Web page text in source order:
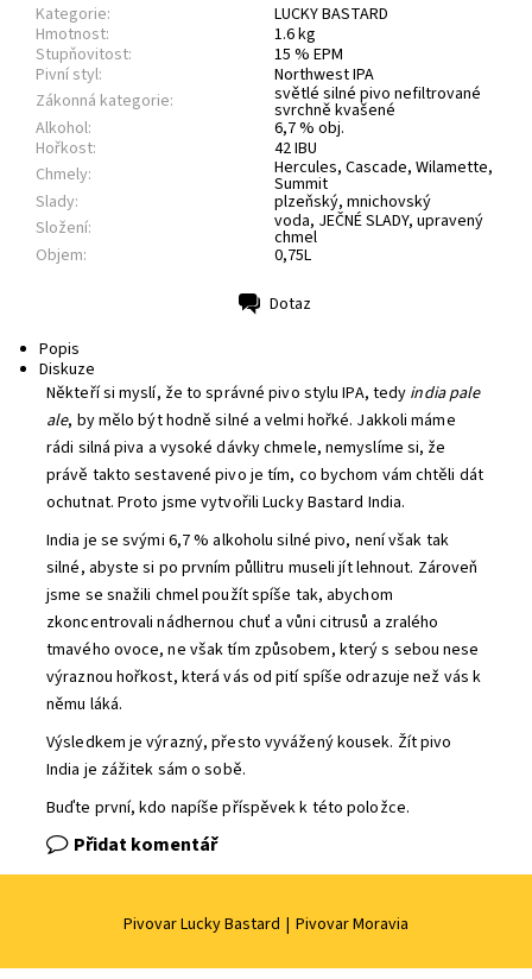
Kategorie:
LUCKY BASTARD
Hmotnost:
1.6 kg
Stupňovitost:
15 % EPM
Pivní styl:
Northwest IPA
Zákonná kategorie:
světlé silné pivo nefiltrované
svrchně kvašené
Alkohol:
6,7 % obj.
Hořkost:
42 IBU
Chmely:
Hercules, Cascade, Wilamette,
Summit
Slady:
plzeňský, mnichovský
Složení:
voda, JEČNÉ SLADY, upravený
chmel
Objem: 0,75L
Dotaz
Popis
Diskuze
Někteří si myslí, že to správné pivo stylu IPA, tedy india pale
ale, by mělo být hodně silné a velmi hořké. Jakkoli máme
rádi silná piva a vysoké dávky chmele, nemyslíme si, že
právě takto sestavené pivo je tím, co bychom vám chtěli dát
ochutnat. Proto jsme vytvořili Lucky Bastard India.
India je se svými 6,7 % alkoholu silné pivo, není však tak
silné, abyste si po prvním půllitru museli jít lehnout. Zároveň
jsme se snažili chmel použít spíše tak, abychom
zkoncentrovali nádhernou chuť a vůni citrusů a zralého
tmavého ovoce, ne však tím způsobem, který s sebou nese
výraznou hořkost, která vás od pití spíše odrazuje než vás k
němu láká.
Výsledkem je výrazný, přesto vyvážený kousek. Žít pivo
India je zážitek sám o sobě.
Buďte první, kdo napíše příspěvek k této položce.
Přidat komentář
Pivovar Lucky Bastard | Pivovar Moravia